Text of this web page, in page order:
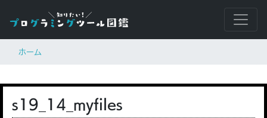
ホーム
s19_14_myfiles